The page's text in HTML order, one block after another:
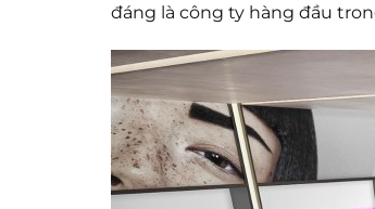
đáng là công ty hàng đầu